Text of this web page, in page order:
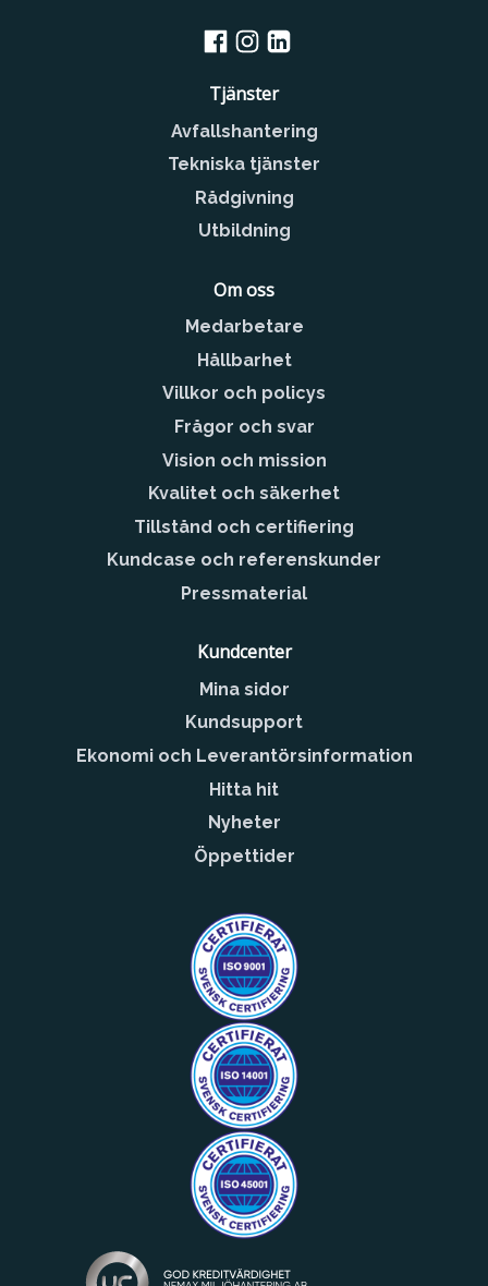
Tjänster
Avfallshantering
Tekniska tjänster
Rådgivning
Utbildning
Om oss
Medarbetare
Hållbarhet
Villkor och policys
Frågor och svar
Vision och mission
Kvalitet och säkerhet
Tillstånd och certifiering
Kundcase och referenskunder
Pressmaterial
Kundcenter
Mina sidor
Kundsupport
Ekonomi och Leverantörsinformation
Hitta hit
Nyheter
Öppettider